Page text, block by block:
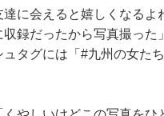
に会えると嬉しくなるよ
録だったから写真撮った
タグには「#九州の女た